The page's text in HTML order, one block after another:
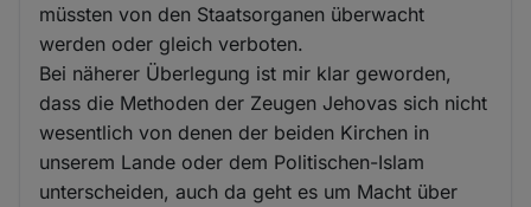
müssten von den Staatsorganen überwacht
werden oder gleich verboten.
Bei näherer Überlegung ist mir klar geworden,
dass die Methoden der Zeugen Jehovas sich nicht
wesentlich von denen der beiden Kirchen in
unserem Lande oder dem Politischen-Islam
unterscheiden, auch da geht es um Macht über